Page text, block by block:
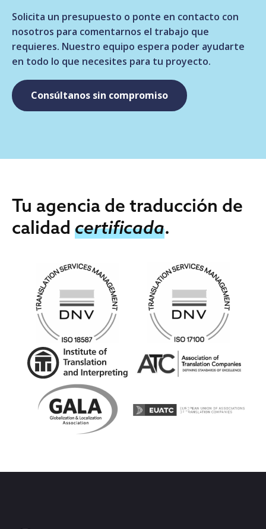
Solicita un presupuesto o ponte en contacto con
nosotros para comentarnos el trabajo que
requieres. Nuestro equipo espera poder ayudarte
en todo lo que necesites para tu proyecto.
Consúltanos sin compromiso
Tu agencia de traducción de
calidad certificada.